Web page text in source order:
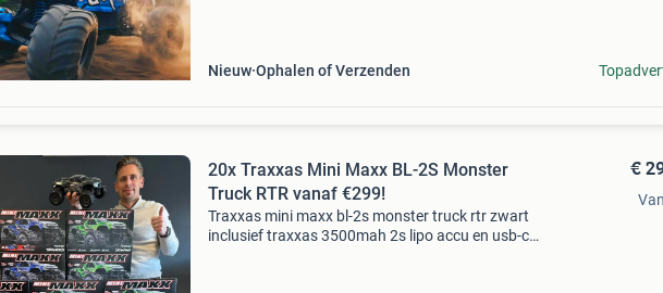
Nieuw Ophalen of Verzenden
20x Traxxas Mini Maxx BL-2S Monster
Truck RTR vanaf €299!
Traxxas mini maxx bl-2s monster truck rtr zwart
inclusief traxxas 3500mah 2s lipo accu en usb-c
€